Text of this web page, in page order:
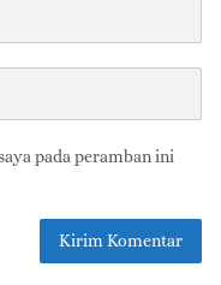
pada peramban ini